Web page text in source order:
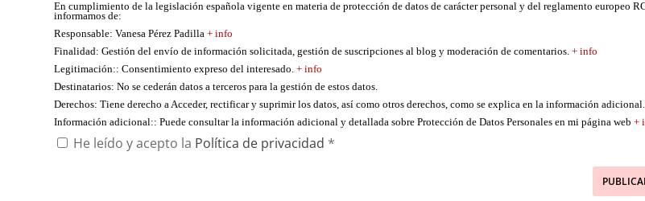
En cumplimiento de la legislación española vigente en materia de protección de datos de carácter personal y del reglamento europeo
informamos de:
Responsable: Vanesa Pérez Padilla+ info
Finalidad: Gestión del envío de información solicitada, gestión de suscripciones al blog y moderación de comentarios.+ info
Legitimación:: Consentimiento expreso del interesado.+ info
Destinatarios: No se cederán datos a terceros para la gestión de estos datos.
Derechos: Tiene derecho a Acceder, rectificar y suprimir los datos, así como otros derechos, como se explica en la información
Información adicional:: Puede consultar la información adicional y detallada sobre Protección de Datos Personales en mi página web+
He leído y acepto la Política de privacidad *